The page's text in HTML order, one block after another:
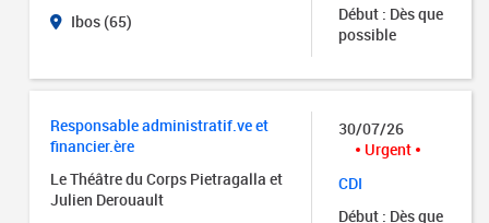
Ibos (65)
Début : Dès que
possible
Responsable administratif.ve et
financier.ère
Le Théâtre du Corps Pietragalla et
Julien Derouault
30/07/26
Urgent
CDI
Début : Dès que